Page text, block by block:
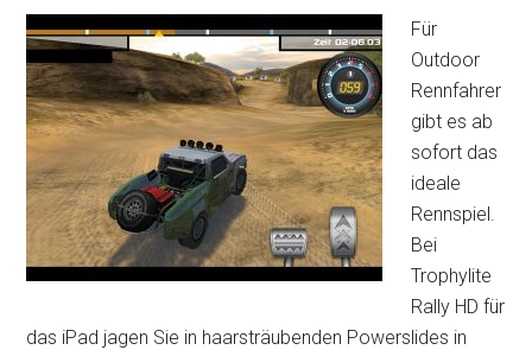
Für
Outdoor
Rennfahrer
gibt es ab
sofort das
ideale
Rennspiel.
Bei
Trophylite
Rally HD für
das iPad jagen Sie in haarsträubenden Powerslides in